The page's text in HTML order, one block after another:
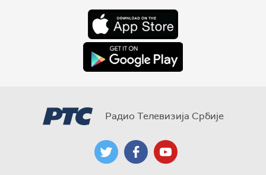
Радио Телевизија Србије